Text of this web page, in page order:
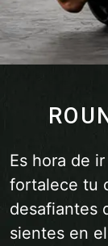
Es hora de
fortalece tu
desafiantes
sientes en